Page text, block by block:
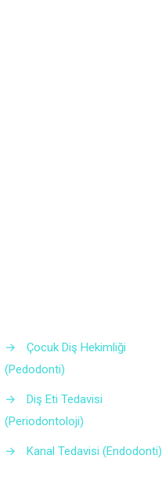
→
Çocuk Diş Hekimliği
(Pedodonti)
→
Diş Eti Tedavisi
(Periodontoloji)
→ Kanal Tedavisi (Endodonti)